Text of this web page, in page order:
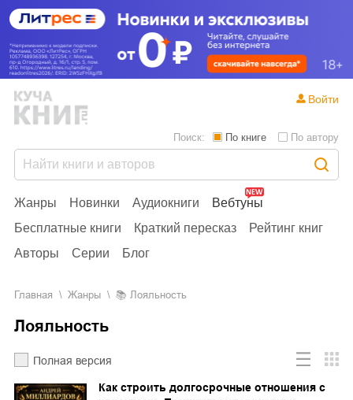
Жанры Новинки Аудиокниги
Вебтуны
Бесплатные книги
Краткий пересказ
Рейтинг книг
Авторы
Серии Блог
Поиск: По книге По автору
Войти
Главная Жанры Лояльность
Лояльность
Полная версия
Как строить долгосрочные отношения с